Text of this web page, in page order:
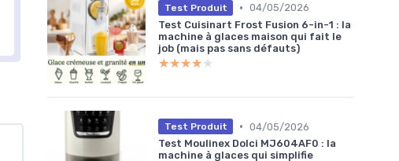
Test Produit • 04/05/2026
Test Cuisinart Frost Fusion 6-in-1 : la
machine à glaces maison qui fait le
job (mais pas sans défauts)
★★★★★
★★★★★
Test Produit • 04/05/2026
Test Moulinex Dolci MJ604AF0 : la
machine à glaces qui simplifie